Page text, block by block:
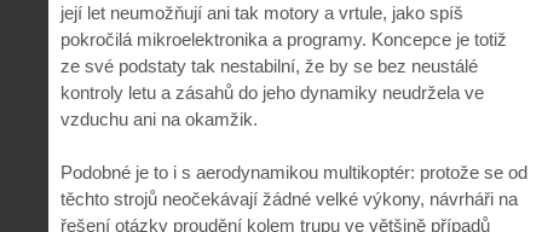
její let neumožňují ani tak motory a vrtule, jako spíš
pokročilá mikroelektronika a programy. Koncepce je totiž
ze své podstaty tak nestabilní, že by se bez neustálé
kontroly letu a zásahů do jeho dynamiky neudržela ve
vzduchu ani na okamžik.
Podobné je to i s aerodynamikou multikoptér: protože se od
těchto strojů neočekávají žádné velké výkony, návrháři na
řešení otázky proudění kolem trupu ve většině případů